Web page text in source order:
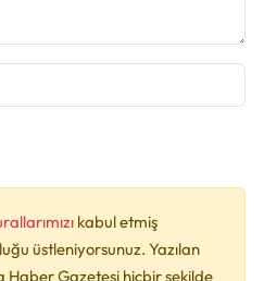
kabul etmiş
üstleniyorsunuz. Yazılan
Gazetesi hiçbir şekilde